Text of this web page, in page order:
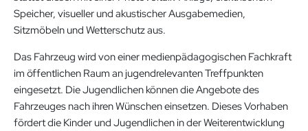
Speicher, visueller und akustischer Ausgabemedien,
Sitzmöbeln und Wetterschutz aus.
Das Fahrzeug wird von einer medienpädagogischen Fachkraft
im öffentlichen Raum an jugendrelevanten Treffpunkten
eingesetzt. Die Jugendlichen können die Angebote des
Fahrzeuges nach ihren Wünschen einsetzen. Dieses Vorhaben
fördert die Kinder und Jugendlichen in der Weiterentwicklung